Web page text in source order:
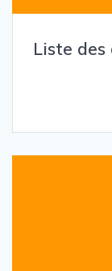
Liste